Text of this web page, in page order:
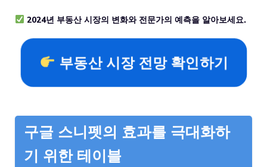
2024년 부동산 시장의 변화와 전문가의 예측을 알아보세요.
부동산 시장 전망 확인하기
구글 스니펫의 효과를 극대화하
기 위한 테이블